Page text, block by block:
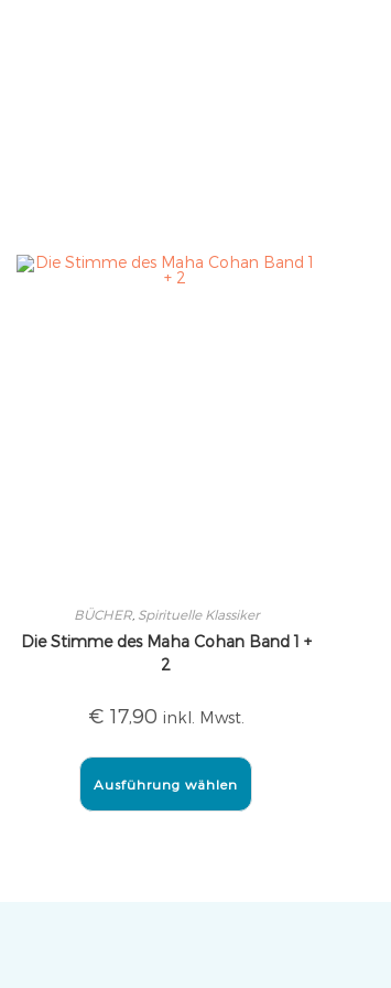
BÜCHER, Spirituelle Klassiker
Die Stimme des Maha Cohan Band 1 +
2
€ 17,90 inkl. Mwst.
Ausführung wählen